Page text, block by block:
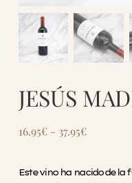
JESÚS
16.95€ - 37.95€
Este vino ha nacido de la